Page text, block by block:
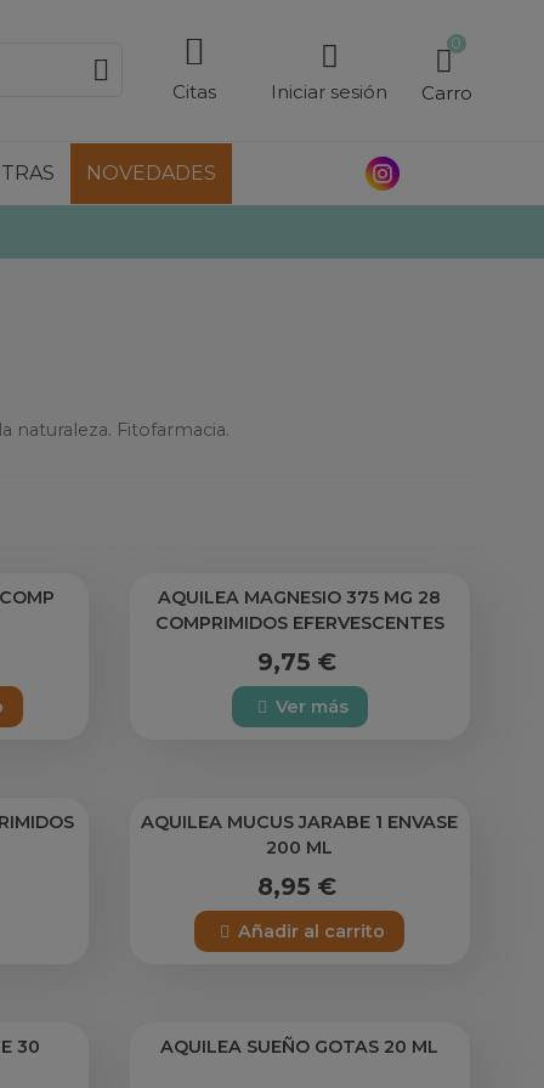
Citas Iniciar sesión
0
Carro
NOVEDADES
naturaleza. Fitofarmacia.
AQUILEA MAGNESIO 375 MG 28
COMPRIMIDOS EFERVESCENTES
9,75 €
Ver más
AQUILEA MUCUS JARABE 1 ENVASE
200 ML
8,95 €
Añadir al carrito
30
AQUILEA SUEÑO GOTAS 20 ML